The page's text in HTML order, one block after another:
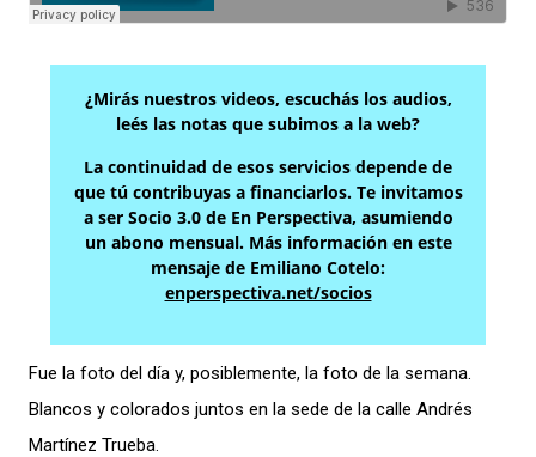
¿Mirás nuestros videos, escuchás los audios,
leés las notas que subimos a la web?
La continuidad de esos servicios depende de
que tú contribuyas a financiarlos. Te invitamos
a ser Socio 3.0 de En Perspectiva, asumiendo
un abono mensual. Más información en este
mensaje de Emiliano Cotelo:
enperspectiva.net/socios
Fue la foto del día y, posiblemente, la foto de la semana.
Blancos y colorados juntos en la sede de la calle Andrés
Martínez Trueba.